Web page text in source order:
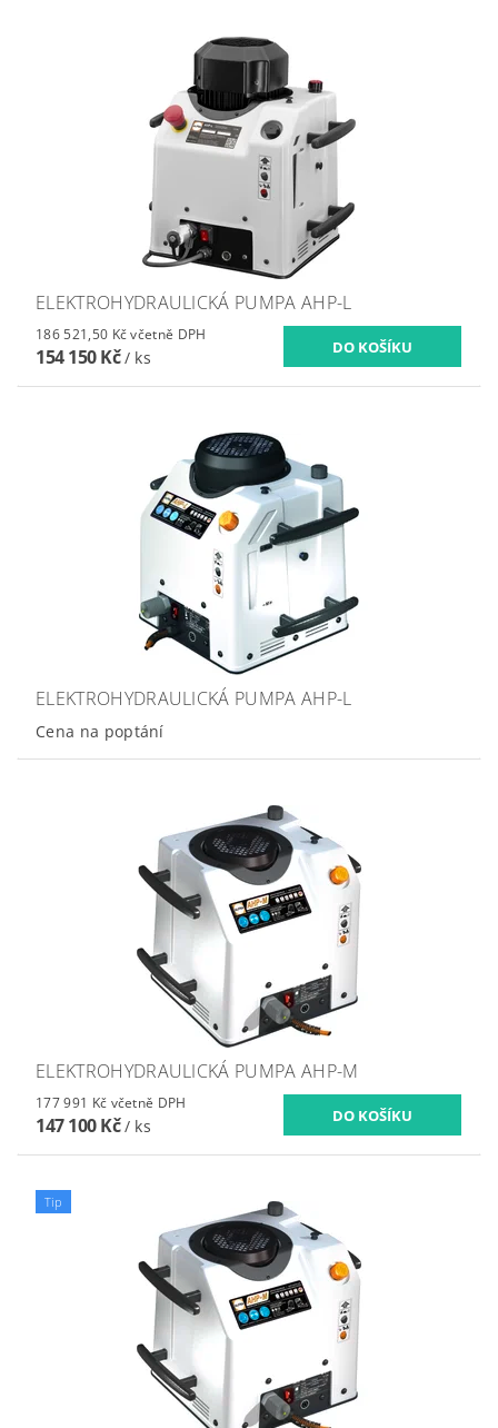
ELEKTROHYDRAULICKÁ PUMPA AHP-L
186 521,50 Kč včetně DPH
154 150 Kč/ ks
ELEKTROHYDRAULICKÁ PUMPA AHP-L
Cena na poptání
ELEKTROHYDRAULICKÁ PUMPA AHP-M
177 991 Kč včetně DPH
147 100 Kč/ ks
Tip